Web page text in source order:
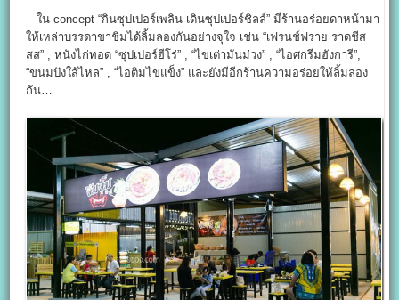
ใน concept “กินซุปเปอร์เพลิน เดินซุปเปอร์ชิลล์” มีร้านอร่อยดาหน้ามา
ให้เหล่าบรรดาขาชิมได้ลิ้มลองกันอย่างจุใจ เช่น “เฟรนช์ฟราย ราดชีส
สส” , หนังไก่ทอด “ซุปเปอร์ฮีโร่” , “ไข่เต่ามันม่วง” , “ไอศกรีมฮังการี”,
“ขนมปังใส้ไหล” , “ไอติมไข่แข็ง” และยังมีอีกร้านความอร่อยให้ลิ้มลอง
กัน…